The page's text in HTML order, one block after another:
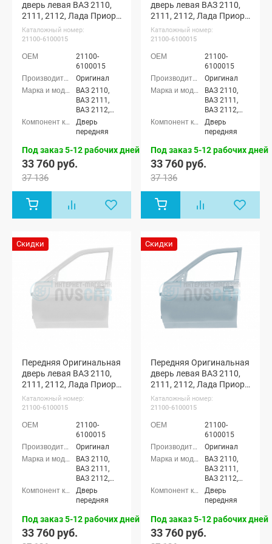
дверь левая ВАЗ 2110,
2111, 2112, Лада Приора
(Викинг 655)
Каталожный номер:
21100-6100015
21100-
6100015
Оригинал
ВАЗ 2110,
ВАЗ 2111,
ВАЗ 2112,
Лада
Приора
2170), Лада
универсал
хэтчбек (ВАЗ
2172), Лада
21704), Лада
Приора-2
хэтчбек (ВАЗ
Дверь
передняя
Под заказ 5-12 рабочих дней
33 760 руб.
37 136
дверь левая ВАЗ 2110,
2111, 2112, Лада Приора
(Борнео 633)
Каталожный номер:
21100-6100015
21100-
6100015
Оригинал
ВАЗ 2110,
ВАЗ 2111,
ВАЗ 2112,
Лада
Приора
2170), Лада
универсал
хэтчбек (ВАЗ
2172), Лада
21704), Лада
Приора-2
хэтчбек (ВАЗ
Дверь
передняя
Под заказ 5-12 рабочих дней
33 760 руб.
37 136
Скидки
Передняя Оригинальная
дверь левая ВАЗ 2110,
2111, 2112, Лада Приора
(Белое облако 240)
Каталожный номер:
21100-6100015
21100-
6100015
Оригинал
ВАЗ 2110,
ВАЗ 2111,
ВАЗ 2112,
Лада
Приора
2170), Лада
универсал
Дверь
передняя
Под заказ 5-12 рабочих дней
33 760 руб.
Скидки
Передняя Оригинальная
дверь левая ВАЗ 2110,
2111, 2112, Лада Приора
(Альтаир 660)
Каталожный номер:
21100-6100015
21100-
6100015
Оригинал
ВАЗ 2110,
ВАЗ 2111,
ВАЗ 2112,
Лада
Приора
2170), Лада
универсал
Дверь
передняя
Под заказ 5-12 рабочих дней
33 760 руб.